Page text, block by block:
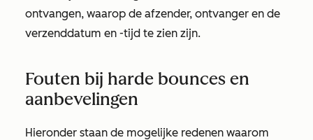
ontvangen, waarop de afzender, ontvanger en de
verzenddatum en -tijd te zien zijn.
Fouten bij harde bounces en
aanbevelingen
Hieronder staan de mogelijke redenen waarom